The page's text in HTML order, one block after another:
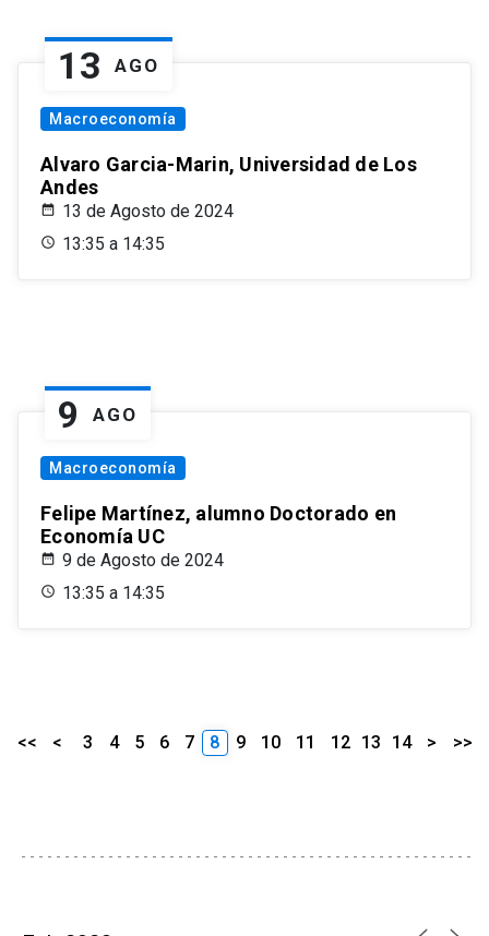
13 AGO
Macroeconomía
Alvaro Garcia-Marin, Universidad de Los
Andes
13 de Agosto de 2024
13:35 a 14:35
9 AGO
Macroeconomía
Felipe Martínez, alumno Doctorado en
Economía UC
9 de Agosto de 2024
13:35 a 14:35
<< < 3 4 5 6 7 8 9 10 11 12 13 14 > >>